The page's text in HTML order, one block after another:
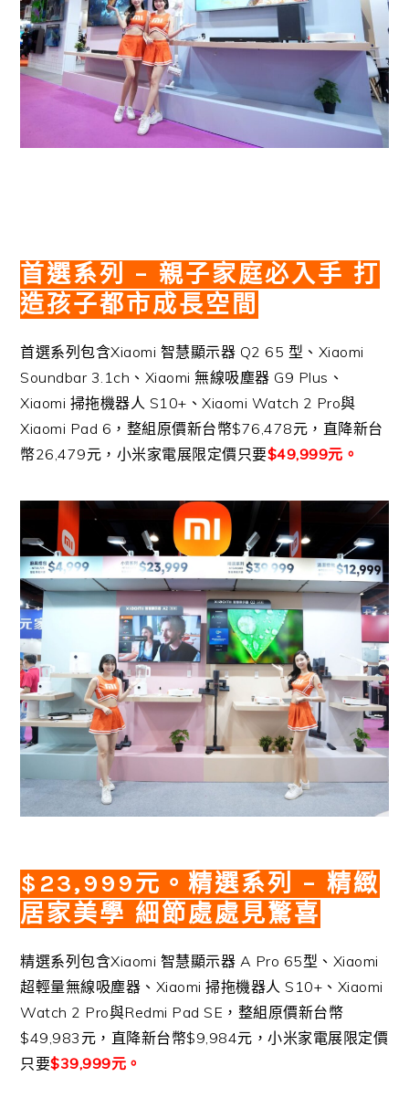
首選系列 – 親子家庭必入手 打
造孩子都市成長空間
首選系列包含Xiaomi 智慧顯示器 Q2 65 型、Xiaomi
Soundbar 3.1ch、Xiaomi 無線吸塵器 G9 Plus、
Xiaomi 掃拖機器人 S10+、Xiaomi Watch 2 Pro與
Xiaomi Pad 6，整組原價新台幣$76,478元，直降新台
幣26,479元，小米家電展限定價只要$49,999元。
$23,999元。精選系列 – 精緻
居家美學 細節處處見驚喜
精選系列包含Xiaomi 智慧顯示器 A Pro 65型、Xiaomi
超輕量無線吸塵器、Xiaomi 掃拖機器人 S10+、Xiaomi
Watch 2 Pro與Redmi Pad SE，整組原價新台幣
$49,983元，直降新台幣$9,984元，小米家電展限定價
只要$39,999元。